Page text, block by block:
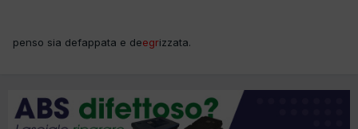
penso sia defappata e deegrizzata.